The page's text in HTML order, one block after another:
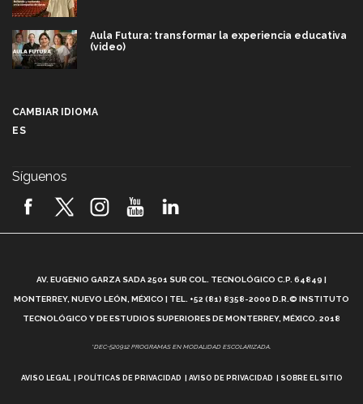
Aula Futura: transformar la experiencia educativa
(video)
2026! (video)
¿Cómo es el Modelo Educativo Tec? (video)
Vida Tec: Feminismo e Inteligencia Artificial, Paola
CAMBIAR IDIOMA
ES
Síguenos
AV. EUGENIO GARZA SADA 2501 SUR COL. TECNOLÓGICO C.P. 64849 |
MONTERREY, NUEVO LEÓN, MÉXICO | TEL. +52 (81) 8358-2000 D.R.© INSTITUTO
TECNOLÓGICO Y DE ESTUDIOS SUPERIORES DE MONTERREY, MÉXICO. 2018
*DEC-520912 PROGRAMAS EN MODALIDAD ESCOLARIZADA.
AVISO LEGAL POLÍTICAS DE PRIVACIDAD AVISO DE PRIVACIDAD SOBRE EL SITIO